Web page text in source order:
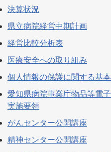
決算状況
県立病院経営中期計画
経営比較分析表
医療安全への取り組み
個人情報の保護に関する基
愛知県病院事業庁物品等電
実施要領
がんセンター公開講座
精神センター公開講座